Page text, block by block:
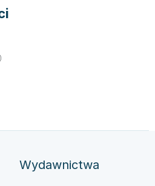
Wydawnictwa